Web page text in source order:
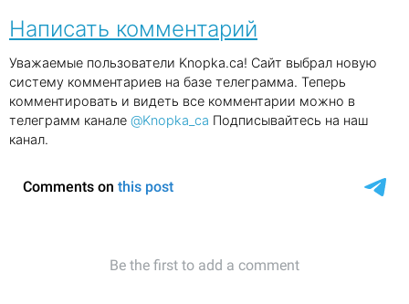
Написать комментарий
Уважаемые пользователи Knopka.ca! Сайт выбрал новую
систему комментариев на базе телеграмма. Теперь
комментировать и видеть все комментарии можно в
телеграмм канале @Knopka_ca Подписывайтесь на наш
канал.